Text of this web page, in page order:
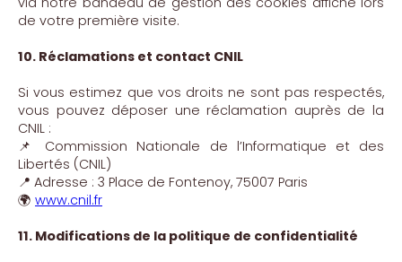
de votre première visite.
10. Réclamations et contact CNIL
Si vous estimez que vos droits ne sont pas respectés,
vous pouvez déposer une réclamation auprès de la
CNIL :
📌 Commission Nationale de l’Informatique et des
Libertés (CNIL)
📍 Adresse : 3 Place de Fontenoy, 75007 Paris
🌍 www.cnil.fr
11. Modifications de la politique de confidentialité